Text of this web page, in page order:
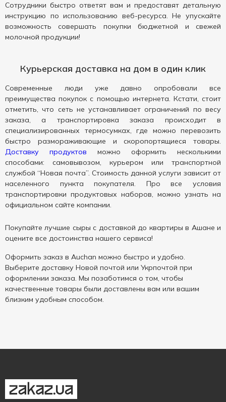
Сотрудники быстро ответят вам и предоставят детальную
инструкцию по использованию веб-ресурса. Не упускайте
возможность совершать покупки бюджетной и свежей
молочной продукции!
Курьерская доставка на дом в один клик
Современные люди уже давно опробовали все
преимущества покупок с помощью интернета. Кстати, стоит
отметить, что сеть не устанавливает ограничений по весу
заказа, а транспортировка заказа происходит в
специализированных термосумках, где можно перевозить
быстро размораживающие и скоропортящиеся товары.
Доставку продуктов можно оформить несколькими
способами: самовывозом, курьером или транспортной
службой “Новая почта”. Стоимость данной услуги зависит от
населенного пункта покупателя. Про все условия
транспортировки продуктовых наборов, можно узнать на
официальном сайте компании.
Покупайте лучшие сыры с доставкой до квартиры в Ашане и
оцените все достоинства нашего сервиса!
Оформить заказ в Auchan можно быстро и удобно.
Выберите доставку Новой почтой или Укрпочтой при
оформлении заказа. Мы позаботимся о том, чтобы
качественные товары были доставлены вам или вашим
близким удобным способом.